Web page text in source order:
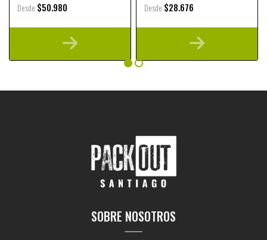
Desde $50.980 Desde $28.676
SOBRE NOSOTROS